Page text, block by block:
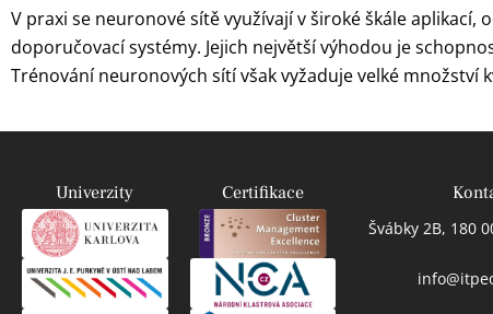
V praxi se neuronové sítě využívají v široké škále
doporučovací systémy. Jejich největší výhodou je
Trénování neuronových sítí však vyžaduje velké množství
Univerzity Certifikace
Švábky 2B, 180